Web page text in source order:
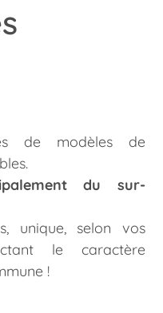
de modèles de
du sur-
unique, selon vos
le caractère
!